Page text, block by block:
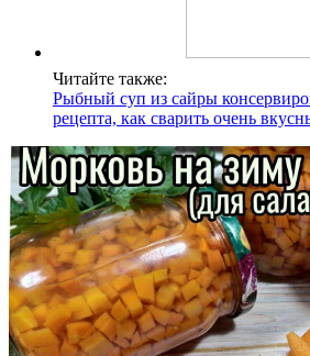
Читайте также:
Рыбный суп из сайры
рецепта, как сварить очень